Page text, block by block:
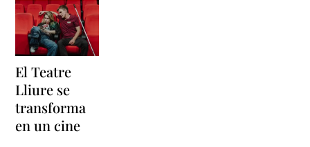
El Teatre
Lliure se
transforma
en un cine